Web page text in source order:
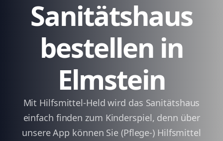
Sanitätshaus
bestellen in
Elmstein
Mit Hilfsmittel-Held wird das Sanitätshaus
einfach finden zum Kinderspiel, denn über
unsere App können Sie (Pflege-) Hilfsmittel